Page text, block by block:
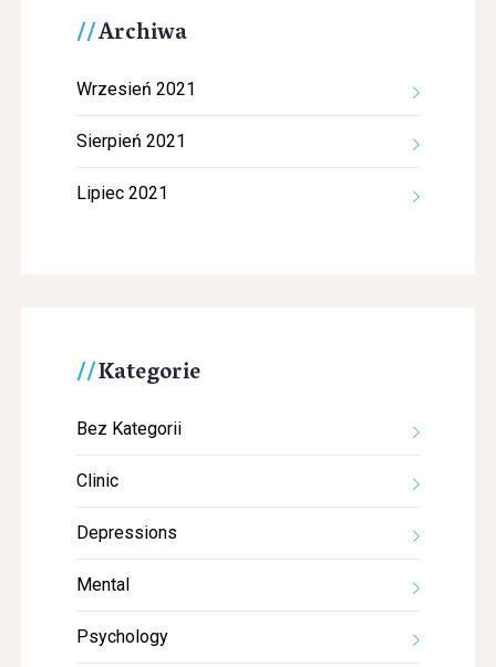
Archiwa
Wrzesień 2021
Sierpień 2021
Lipiec 2021
Kategorie
Bez Kategorii
Clinic
Depressions
Mental
Psychology